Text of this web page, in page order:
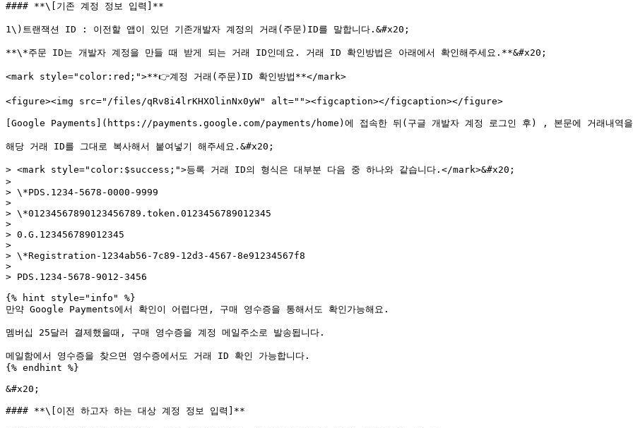
#### **\[기존 계정 정보 입력]**
1\)트랜잭션 ID : 이전할 앱이 있던 기존개발자 계정의 거래(주문)ID를 말합니다.&#x20;
**\*주문 ID는 개발자 계정을 만들 때 받게 되는 거래 ID인데요. 거래 ID 확인방법은 아래에서 확인해주세요.**&#x20;
<mark style="color:red;">**👉계정 거래(주문)ID 확인방법**</mark>
<figure><img src="/files/qRv8i4lrKHXOlinNx0yW" alt=""><figcaption></figcaption></figure>
[Google Payments](https://payments.google.com/payments/home)에 접속한 뒤(구글 개발자 계정 로그인 후) , 본문에 거래내역을
해당 거래 ID를 그대로 복사해서 붙여넣기 해주세요.&#x20;
> <mark style="color:$success;">등록 거래 ID의 형식은 대부분 다음 중 하나와 같습니다.</mark>&#x20;
>
> \*PDS.1234-5678-0000-9999
>
> \*01234567890123456789.token.0123456789012345
>
> 0.G.123456789012345
>
> \*Registration-1234ab56-7c89-12d3-4567-8e91234567f8
>
> PDS.1234-5678-9012-3456
{% hint style="info" %}
만약 Google Payments에서 확인이 어렵다면, 구매 영수증을 통해서도 확인가능해요.
멤버십 25달러 결제했을때, 구매 영수증을 계정 메일주소로 발송됩니다.
메일함에서 영수증을 찾으면 영수증에서도 거래 ID 확인 가능합니다.
{% endhint %}
﻿&#x20;
#### **\[이전 하고자 하는 대상 계정 정보 입력]**